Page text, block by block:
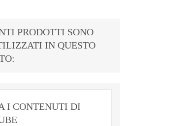
PRODOTTI SONO
IN QUESTO
I CONTENUTI DI